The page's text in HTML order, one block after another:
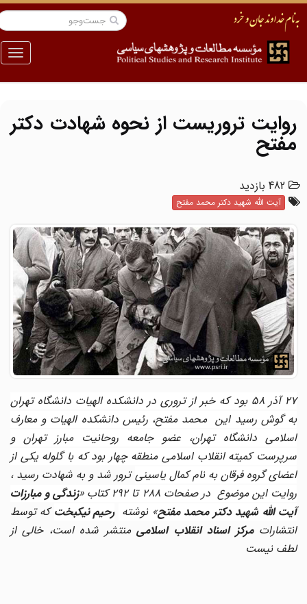
منو
روایت تروریست از نحوه شهادت دکتر
مفتح
482 بازدید
آیت الله شهید دکتر محمد مفتح
27 آذر 58 بود که خبر از تروری در دانشکده الهیات دانشگاه تهران
به گوش رسید این محمد مفتح، رئیس دانشکده الهیات و معارف
اسلامی دانشگاه تهران، عضو جامعه روحانیت مبارز تهران و
سرپرست کمیته انقلاب اسلامی منطقه چهار بود که با گلوله یکی از
اعضای گروه فرقان به نام کمال یاسینیترور شد و به شهادت رسید ،
روایت این موضوع در صفحات 288 تا 292 کتاب «
زندگی و مبارزات
آیت الله شهید دکتر محمد مفتح» نوشته رحیم نیکبختکه توسط
انتشاراتمرکز اسناد انقلاب اسلامیمنتشر شده است، خالی از
لطف نیست